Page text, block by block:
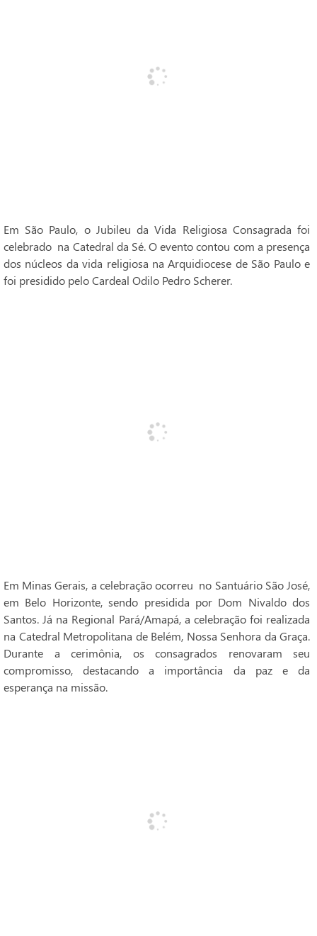
Em São Paulo, o Jubileu da Vida Religiosa Consagrada foi
celebrado na Catedral da Sé. O evento contou com a presença
dos núcleos da vida religiosa na Arquidiocese de São Paulo e
foi presidido pelo Cardeal Odilo Pedro Scherer.
Em Minas Gerais, a celebração ocorreu no Santuário São José,
em Belo Horizonte, sendo presidida por Dom Nivaldo dos
Santos. Já na Regional Pará/Amapá, a celebração foi realizada
na Catedral Metropolitana de Belém, Nossa Senhora da Graça.
Durante a cerimônia, os consagrados renovaram seu
compromisso, destacando a importância da paz e da
esperança na missão.